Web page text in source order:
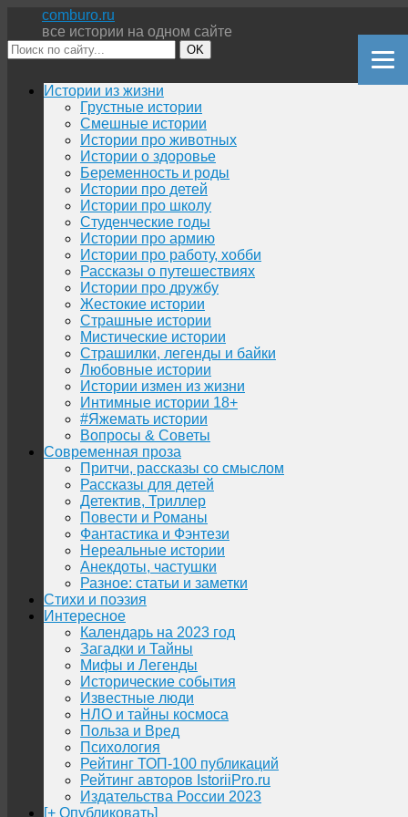
comburo.ru
все истории на одном сайте
OK
Перейти
содержимому
Истории из жизни
Грустные истории
Смешные истории
Истории про животных
Истории о здоровье
Беременность и роды
Истории про детей
Истории про школу
Студенческие годы
Истории про армию
Истории про работу, хобби
Рассказы о путешествиях
Истории про дружбу
Жестокие истории
Страшные истории
Мистические истории
Страшилки, легенды и байки
Любовные истории
Истории измен из жизни
Интимные истории 18+
#Яжемать истории
Вопросы & Советы
Современная проза
Притчи, рассказы со смыслом
Рассказы для детей
Детектив, Триллер
Повести и Романы
Фантастика и Фэнтези
Нереальные истории
Анекдоты, частушки
Разное: статьи и заметки
Стихи и поэзия
Интересное
Календарь на 2023 год
Загадки и Тайны
Мифы и Легенды
Исторические события
Известные люди
НЛО и тайны космоса
Польза и Вред
Психология
Рейтинг ТОП-100 публикаций
Рейтинг авторов IstoriiPro.ru
Издательства России 2023
[+ Опубликовать]